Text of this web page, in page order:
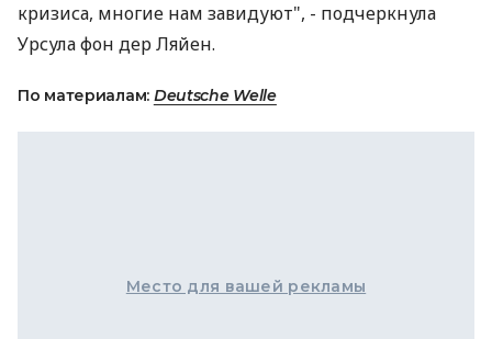
кризиса, многие нам завидуют", - подчеркнула
Урсула фон дер Ляйен.
По материалам: Deutsche Welle
Место для вашей рекламы